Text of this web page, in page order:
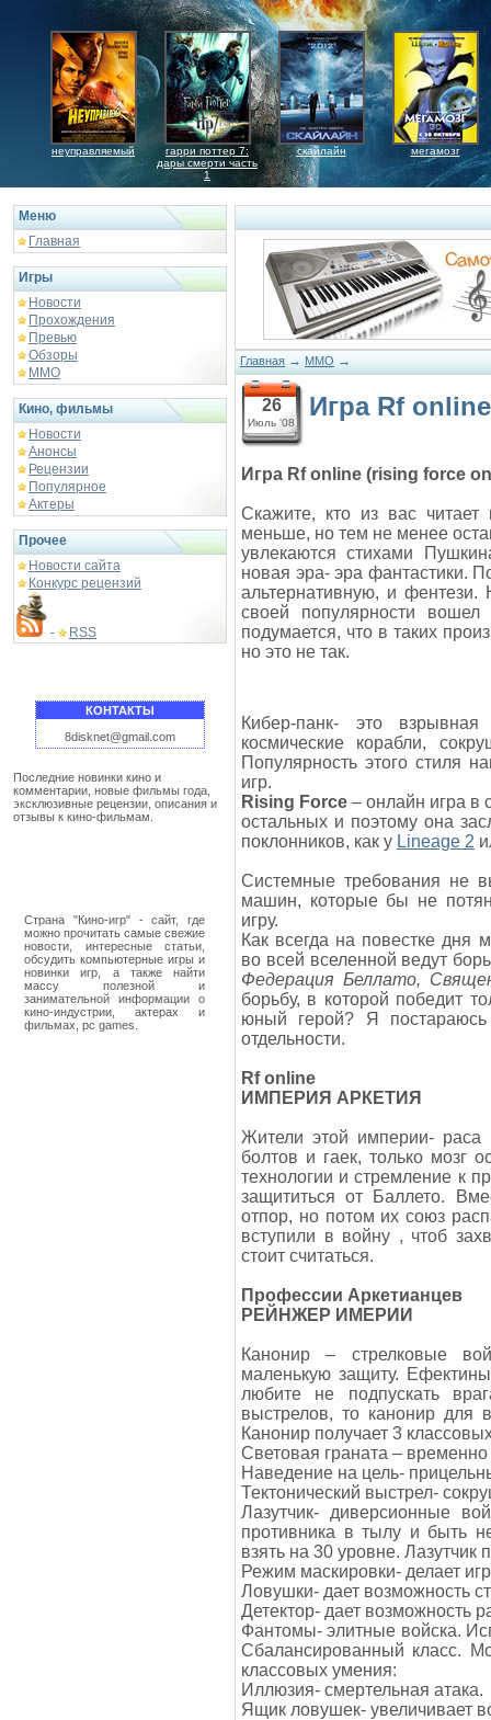
неуправляемый
гарри поттер 7:
дары смерти часть
1
скайлайн мегамозг
Меню
Главная
Игры
Новости
Прохождения
Превью
Обзоры
ММО
Кино, фильмы
Новости
Анонсы
Рецензии
Популярное
Актеры
Прочее
Новости сайта
Конкурс рецензий
- RSS
КОНТАКТЫ
8disknet@gmail.com
Последние новинки кино и
комментарии, новые фильмы года,
эксклюзивные рецензии, описания и
отзывы к кино-фильмам.
Страна "Кино-игр" - сайт, где
можно прочитать самые свежие
новости, интересные статьи,
обсудить компьютерные игры и
новинки игр, а также найти
массу полезной и
занимательной информации о
кино-индустрии, актерах и
фильмах, pc games.
Главная → MMO →
26
Июль '08
Игра Rf
Игра Rf online (rising force
Скажите, кто из вас
меньше, но тем не менее
увлекаются стихами
новая эра- эра фантастики.
альтернативную, и
своей популярности
подумается, что в таких
но это не так.
Кибер-панк- это
космические корабли,
Популярность этого стиля
игр.
Rising Force – онлайн игра в
остальных и поэтому она
поклонников, как у Lineage 2
Cистемные требования не
машин, которые бы не
игру.
Как всегда на повестке дня
во всей вселенной ведут
Федерация Беллато,
борьбу, в которой победит
юный герой? Я
отдельности.
Rf online
ИМПЕРИЯ АРКЕТИЯ
Жители этой империи- раса
болтов и гаек, только мозг
технологии и стремление к
защититься от Баллето.
отпор, но потом их союз
вступили в войну , чтоб
стоит считаться.
Профессии Аркетианцев
РЕЙНЖЕР ИМЕРИИ
Канонир – стрелковые
маленькую защиту.
любите не подпускать
выстрелов, то канонир
Канонир получает 3
Световая граната –
Наведение на цель-
Тектонический выстрел-
Лазутчик- диверсионные
противника в тылу и быть
взять на 30 уровне. Лазутчик
Режим маскировки- делает
Ловушки- дает возможность
Детектор- дает возможность
Фантомы- элитные войска.
Сбалансированный класс.
классовых умения:
Иллюзия- смертельная атака.
Ящик ловушек- увеличивает